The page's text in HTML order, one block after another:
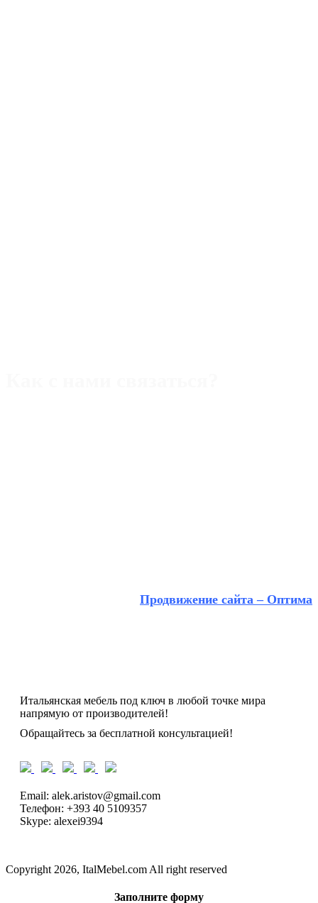
Продвижение сайта – Оптима
Итальянская мебель под ключ в любой точке мира
напрямую от производителей!
Обращайтесь за бесплатной консультацией!
Email: alek.aristov@gmail.com
Телефон: +393 40 5109357
Skype: alexei9394
Copyright 2026, ItalMebel.com All right reserved
Заполните форму